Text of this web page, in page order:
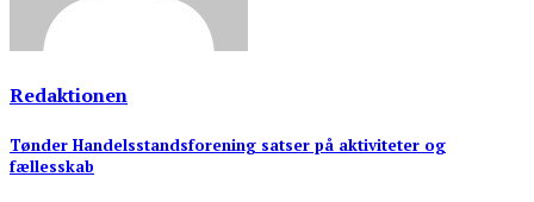
Redaktionen
Indlægsnavigation
Tønder Handelsstandsforening satser på aktiviteter og
fællesskab